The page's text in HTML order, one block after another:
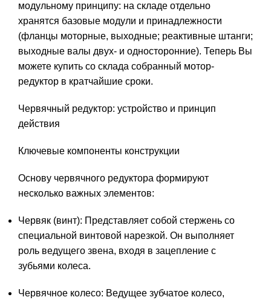
модульному принципу: на складе отдельно
хранятся базовые модули и принадлежности
(фланцы моторные, выходные; реактивные штанги;
выходные валы двух- и односторонние). Теперь Вы
можете купить со склада собранный мотор-
редуктор в кратчайшие сроки.
Червячный редуктор: устройство и принцип
действия
Ключевые компоненты конструкции
Основу червячного редуктора формируют
несколько важных элементов:
Червяк (винт): Представляет собой стержень со
специальной винтовой нарезкой. Он выполняет
роль ведущего звена, входя в зацепление с
зубьями колеса.
Червячное колесо: Ведущее зубчатое колесо,